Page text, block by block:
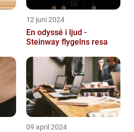
12 juni 2024
En odyssé i ljud -
Steinway flygelns resa
09 april 2024